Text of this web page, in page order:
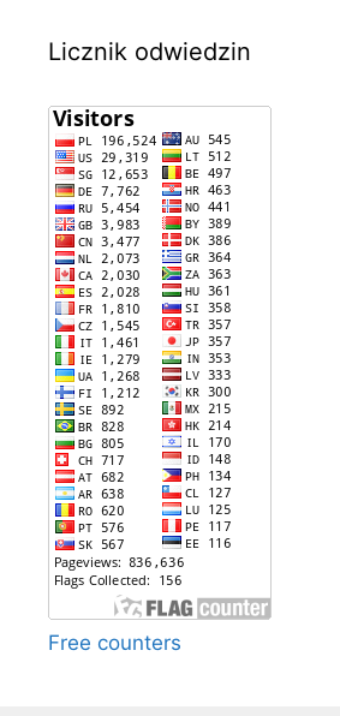
Licznik odwiedzin
Free counters